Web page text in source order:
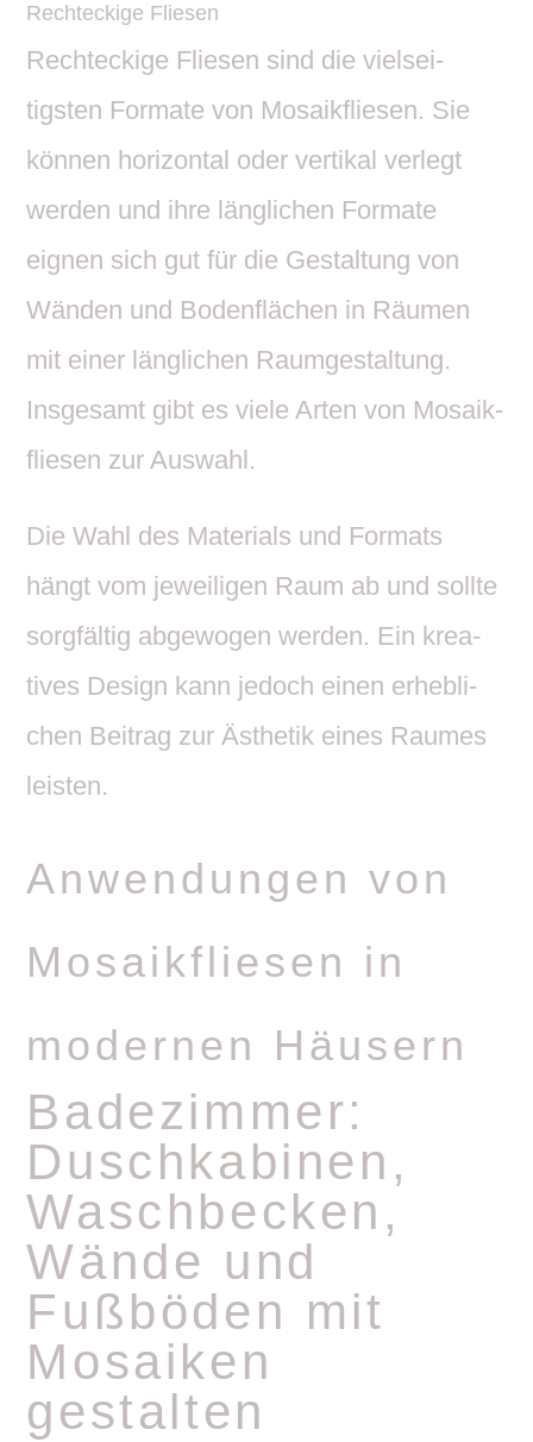
Recht­eckige Fliesen
Recht­eckige Fliesen sind die viel­sei­
tigsten Formate von Mosa­ik­fliesen. Sie
können hori­zontal oder vertikal verlegt
werden und ihre läng­li­chen Formate
eignen sich gut für die Gestal­tung von
Wänden und Boden­flä­chen in Räumen
mit einer läng­li­chen Raum­ge­stal­tung.
Insge­samt gibt es viele Arten von Mosa­ik­
fliesen zur Auswahl.
Die Wahl des Mate­rials und Formats
hängt vom jewei­ligen Raum ab und sollte
sorg­fältig abge­wogen werden. Ein krea­
tives Design kann jedoch einen erheb­li­
chen Beitrag zur Ästhetik eines Raumes
leisten.
Anwen­dungen von
Mosa­ik­fliesen in
modernen Häusern
Bade­zimmer:
Dusch­ka­binen,
Wasch­be­cken,
Wände und
Fußböden mit
Mosaiken
gestalten